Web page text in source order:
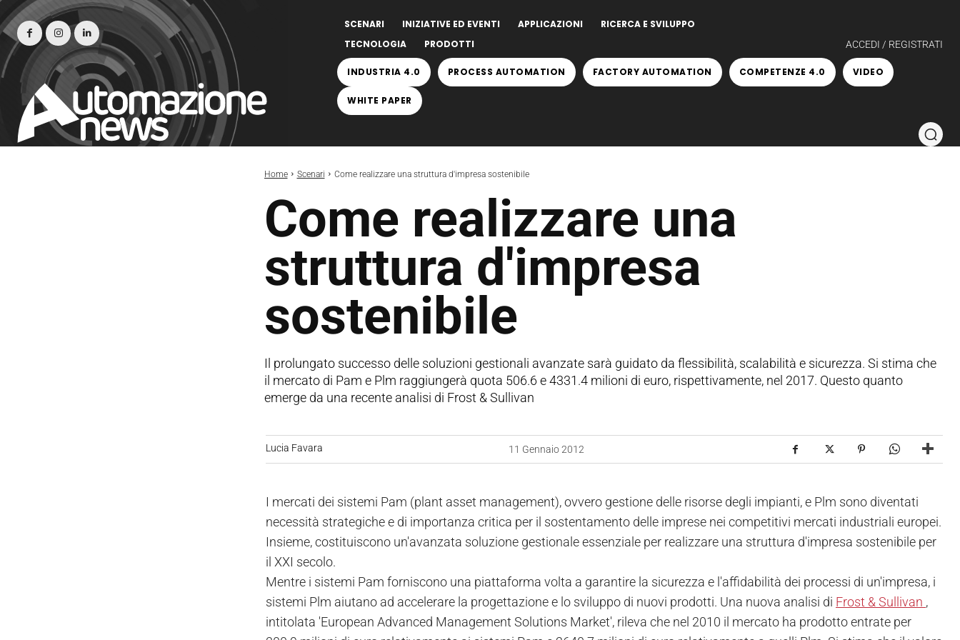
SCENARI INIZIATIVE ED EVENTI APPLICAZIONI
RICERCA E SVILUPPO
TECNOLOGIA
PRODOTTI ACCEDI / REGISTRATI
INDUSTRIA 4.0 PROCESS AUTOMATION FACTORY AUTOMATION COMPETENZE 4.0 VIDEO
WHITE PAPER
Home Scenari Come realizzare una struttura d'impresa sostenibile
Come realizzare una
struttura d'impresa
sostenibile
Il prolungato successo delle soluzioni gestionali avanzate sarà guidato da flessibilità, scalabilità e sicurezza. Si stima che
il mercato di Pam e Plm raggiungerà quota 506.6 e 4331.4 milioni di euro, rispettivamente, nel 2017. Questo quanto
emerge da una recente analisi di Frost & Sullivan
Lucia Favara 11 Gennaio 2012
I mercati dei sistemi Pam (plant asset management), ovvero gestione delle risorse degli impianti, e Plm sono diventati
necessità strategiche e di importanza critica per il sostentamento delle imprese nei competitivi mercati industriali europei.
Insieme, costituiscono un'avanzata soluzione gestionale essenziale per realizzare una struttura d'impresa sostenibile per
il XXI secolo.
Mentre i sistemi Pam forniscono una piattaforma volta a garantire la sicurezza e l'affidabilità dei processi di un'impresa, i
sistemi Plm aiutano ad accelerare la progettazione e lo sviluppo di nuovi prodotti. Una nuova analisi di Frost & Sullivan ,
intitolata 'European Advanced Management Solutions Market', rileva che nel 2010 il mercato ha prodotto entrate per